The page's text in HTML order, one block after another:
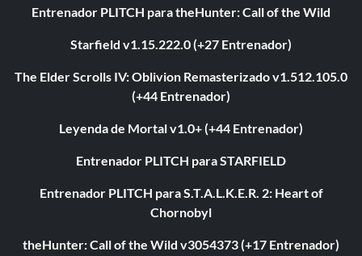
Entrenador PLITCH para theHunter: Call of the Wild
Starfield v1.15.222.0 (+27 Entrenador)
The Elder Scrolls IV: Oblivion Remasterizado v1.512.105.0
(+44 Entrenador)
Leyenda de Mortal v1.0+ (+44 Entrenador)
Entrenador PLITCH para STARFIELD
Entrenador PLITCH para S.T.A.L.K.E.R. 2: Heart of
Chornobyl
theHunter: Call of the Wild v3054373 (+17 Entrenador)